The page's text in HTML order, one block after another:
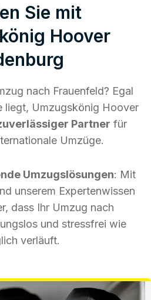
Sie mit
Hoover
nach Frauenfeld? Egal
liegt, Umzugskönig Hoover
Partner für
Umzüge.
Umzugslösungen: Mit
unserem Expertenwissen
dass Ihr Umzug nach
und stressfrei wie
verläuft.